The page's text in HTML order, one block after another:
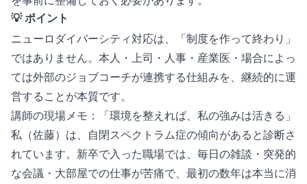
💡 ポイント
ニューロダイバーシティ対応は、「制度を作って終わり」
ではありません。本人・上司・人事・産業医・場合によっ
ては外部のジョブコーチが連携する仕組みを、継続的に運
営することが本質です。
講師の現場メモ：「環境を整えれば、私の強みは活きる」
私（佐藤）は、自閉スペクトラム症の傾向があると診断さ
れています。新卒で入った職場では、毎日の雑談・突発的
な会議・大部屋での仕事が苦痛で、最初の数年は本当に消